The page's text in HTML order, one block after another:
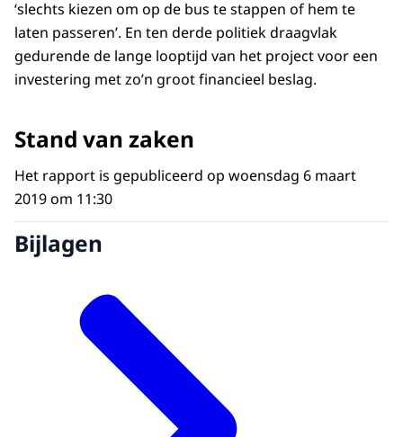
‘slechts kiezen om op de bus te stappen of hem te
laten passeren’. En ten derde politiek draagvlak
gedurende de lange looptijd van het project voor een
investering met zo’n groot financieel beslag.
Stand van zaken
Het rapport is gepubliceerd op woensdag 6 maart
2019 om 11:30
Bijlagen